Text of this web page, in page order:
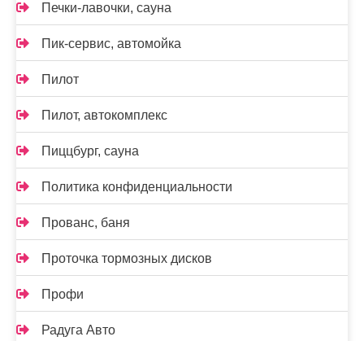
Печки-лавочки, сауна
Пик-сервис, автомойка
Пилот
Пилот, автокомплекс
Пиццбург, сауна
Политика конфиденциальности
Прованс, баня
Проточка тормозных дисков
Профи
Радуга Авто